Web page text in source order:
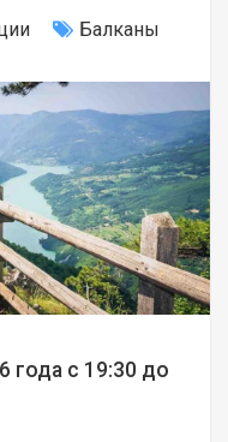
Балканы
года с 19:30 до